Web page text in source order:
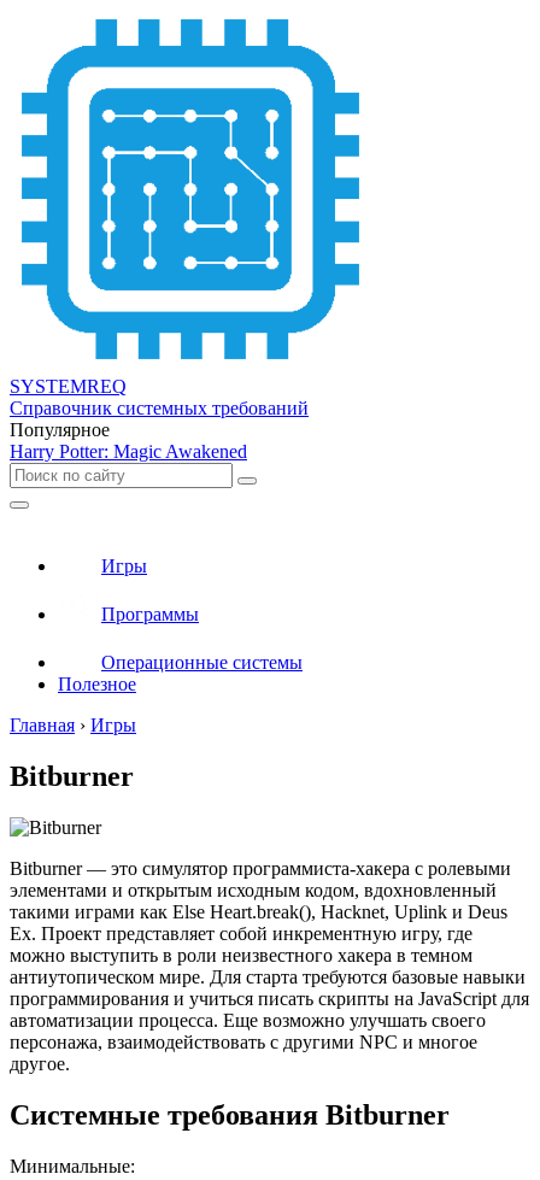
SYSTEMREQ
Справочник системных требований
Популярное
Harry Potter: Magic Awakened
Игры
Программы
Операционные системы
Полезное
Главная › Игры
Bitburner
Bitburner — это симулятор программиста-хакера с ролевыми
элементами и открытым исходным кодом, вдохновленный
такими играми как Else Heart.break(), Hacknet, Uplink и Deus
Ex. Проект представляет собой инкрементную игру, где
можно выступить в роли неизвестного хакера в темном
антиутопическом мире. Для старта требуются базовые навыки
программирования и учиться писать скрипты на JavaScript для
автоматизации процесса. Еще возможно улучшать своего
персонажа, взаимодействовать с другими NPC и многое
другое.
Системные требования Bitburner
Минимальные: